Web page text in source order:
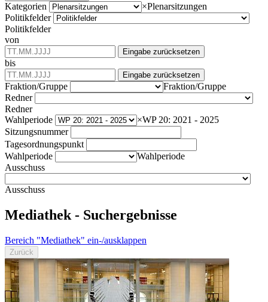
Kategorien ×Plenarsitzungen
Politikfelder
Politikfelder
von
Eingabe zurücksetzen
bis
Eingabe zurücksetzen
Fraktion/Gruppe
Fraktion/Gruppe
Redner
Redner
Wahlperiode
×WP 20: 2021 - 2025
Sitzungsnummer
Tagesordnungspunkt
Wahlperiode
Wahlperiode
Ausschuss
Ausschuss
Mediathek - Suchergebnisse
Bereich "Mediathek" ein-/ausklappen
Zurück